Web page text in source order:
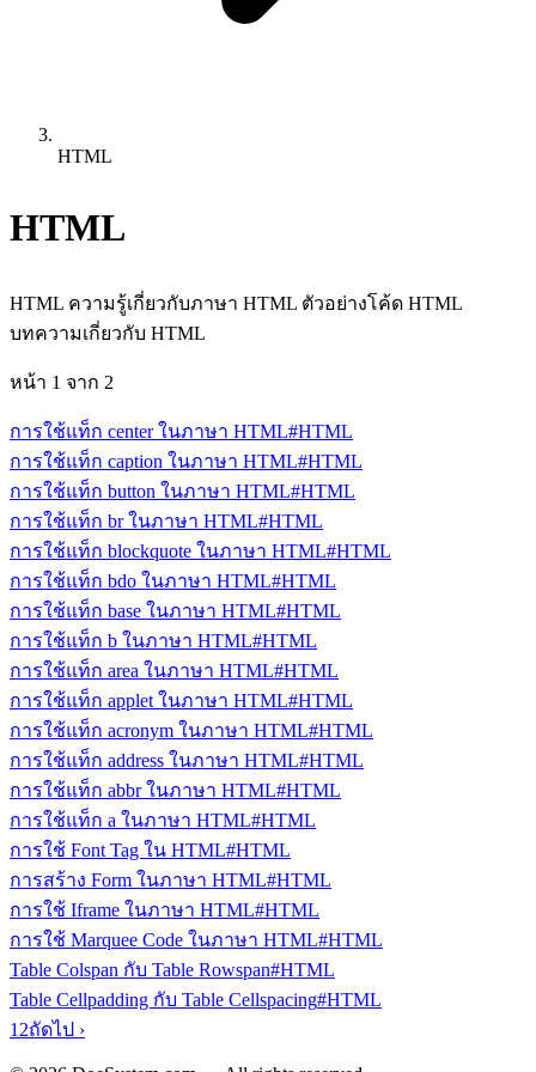
HTML
HTML
HTML ความรู้เกี่ยวกับภาษา HTML ตัวอย่างโค้ด HTML
บทความเกี่ยวกับ HTML
หน้า 1 จาก 2
การใช้แท็ก center ในภาษา HTML#HTML
การใช้แท็ก caption ในภาษา HTML#HTML
การใช้แท็ก button ในภาษา HTML#HTML
การใช้แท็ก br ในภาษา HTML#HTML
การใช้แท็ก blockquote ในภาษา HTML#HTML
การใช้แท็ก bdo ในภาษา HTML#HTML
การใช้แท็ก base ในภาษา HTML#HTML
การใช้แท็ก b ในภาษา HTML#HTML
การใช้แท็ก area ในภาษา HTML#HTML
การใช้แท็ก applet ในภาษา HTML#HTML
การใช้แท็ก acronym ในภาษา HTML#HTML
การใช้แท็ก address ในภาษา HTML#HTML
การใช้แท็ก abbr ในภาษา HTML#HTML
การใช้แท็ก a ในภาษา HTML#HTML
การใช้ Font Tag ใน HTML#HTML
การสร้าง Form ในภาษา HTML#HTML
การใช้ Iframe ในภาษา HTML#HTML
การใช้ Marquee Code ในภาษา HTML#HTML
Table Colspan กับ Table Rowspan#HTML
Table Cellpadding กับ Table Cellspacing#HTML
1 2ถัดไป ›